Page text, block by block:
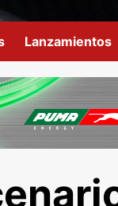
Lanzamientos